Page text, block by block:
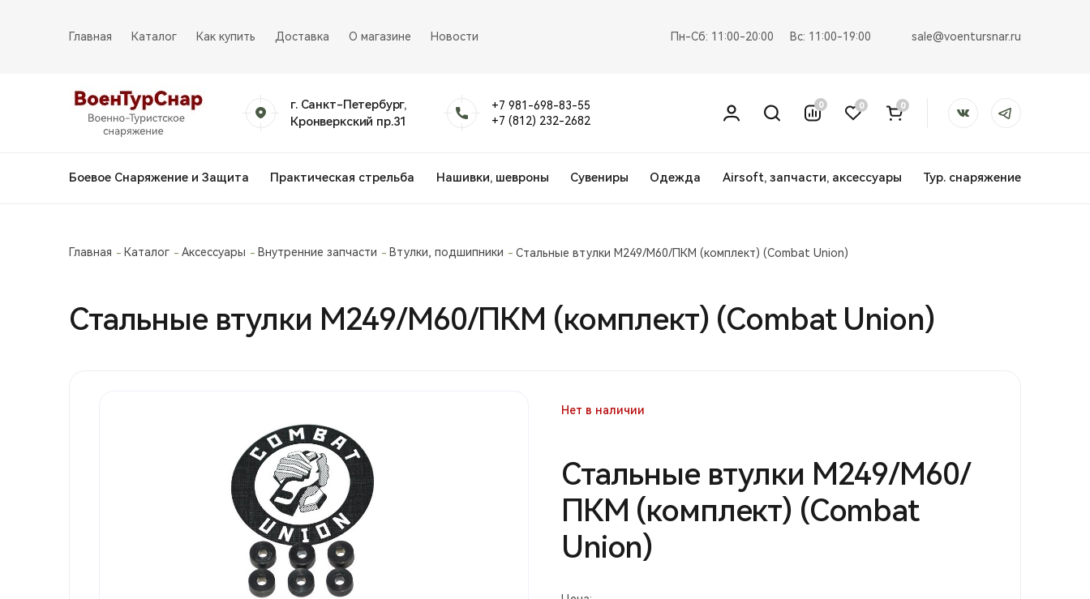
Главная Каталог Как купить Доставка О магазине Новости Пн-Сб: 11:00-20:00 Вс: 11:00-19:00 sale@voentursnar.ru
г. Санкт-Петербург,
Кронверкский пр.31
+7 981-698-83-55
+7 (812) 232-2682
0 0 0
Боевое Снаряжение и Защита Практическая стрельба Нашивки, шевроны Сувениры Одежда Airsoft, запчасти, аксессуары Тур. снаряжение
Главная Каталог Аксессуары Внутренние запчасти Втулки, подшипники Стальные втулки М249/М60/ПКМ (комплект) (Combat Union)
Стальные втулки М249/М60/ПКМ (комплект) (Combat Union)
Нет в наличии
Стальные втулки М249/М60/
ПКМ (комплект) (Combat
Union)